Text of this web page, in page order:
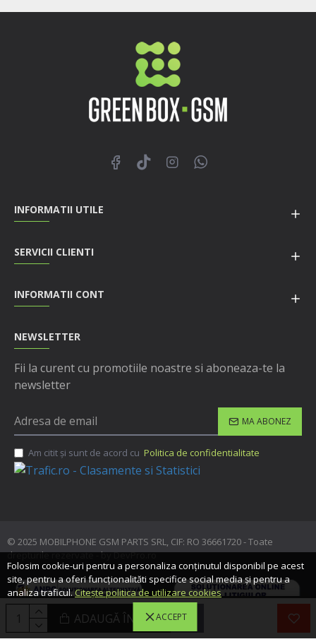
ADAUGĂ ÎN COŞ
INFORMATII UTILE
SERVICII CLIENTI
INFORMATII CONT
NEWSLETTER
Fii la curent cu promotiile noastre si aboneaza-te la
newsletter
MA ABONEZ
Am citit şi sunt de acord cu Politica de confidentialitate
© 2025 MOBILPHONE GSM PARTS SRL, CIF: RO 36661720 - Toate
drepturile rezervate - by DevPro.ro
ACCEPT
Folosim cookie-uri pentru a personaliza conținutul disponibil pe acest
site, pentru a oferi funcționalităti specifice social media și pentru a
analiza traficul.Citește politica de utilizare cookies